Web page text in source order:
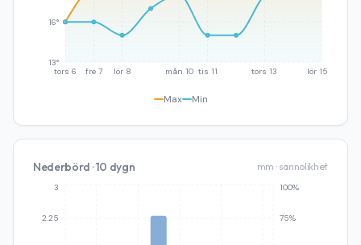
tors 6 fre 7 lör 8 mån 10 tis 11 tors 13 lör 15
13°
16°
Max Min
Nederbörd · 10 dygn mm · sannolikhet
2.25
3
75%
100%